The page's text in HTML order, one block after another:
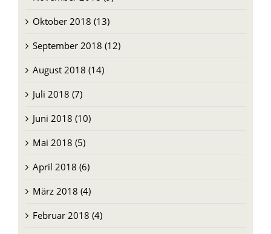
Oktober 2018 (13)
September 2018 (12)
August 2018 (14)
Juli 2018 (7)
Juni 2018 (10)
Mai 2018 (5)
April 2018 (6)
März 2018 (4)
Februar 2018 (4)